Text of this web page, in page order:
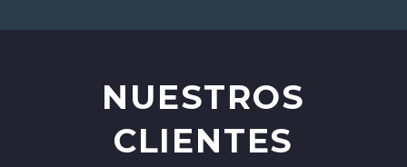
NUESTROS
CLIENTES